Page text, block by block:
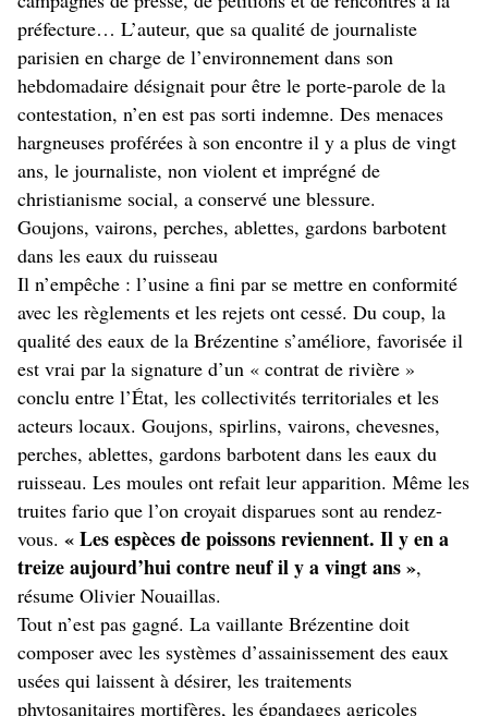
préfecture… L’auteur, que sa qualité de journaliste
parisien en charge de l’environnement dans son
hebdomadaire désignait pour être le porte-parole de la
contestation, n’en est pas sorti indemne. Des menaces
hargneuses proférées à son encontre il y a plus de vingt
ans, le journaliste, non violent et imprégné de
christianisme social, a conservé une blessure.
Goujons, vairons, perches, ablettes, gardons barbotent
dans les eaux du ruisseau
Il n’empêche : l’usine a fini par se mettre en conformité
avec les règlements et les rejets ont cessé. Du coup, la
qualité des eaux de la Brézentine s’améliore, favorisée il
est vrai par la signature d’un « contrat de rivière »
conclu entre l’État, les collectivités territoriales et les
acteurs locaux. Goujons, spirlins, vairons, chevesnes,
perches, ablettes, gardons barbotent dans les eaux du
ruisseau. Les moules ont refait leur apparition. Même les
truites fario que l’on croyait disparues sont au rendez-
vous. « Les espèces de poissons reviennent. Il y en a
treize aujourd’hui contre neuf il y a vingt ans »,
résume Olivier Nouaillas.
Tout n’est pas gagné. La vaillante Brézentine doit
composer avec les systèmes d’assainissement des eaux
usées qui laissent à désirer, les traitements
phytosanitaires mortifères, les épandages agricoles